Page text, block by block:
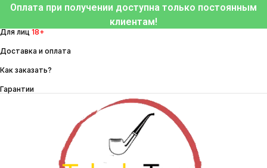
Перейти
содержимому
Оплата при получении доступна только постоянным
клиентам!
Для лиц 18+
Доставка и оплата
Как заказать?
Гарантии